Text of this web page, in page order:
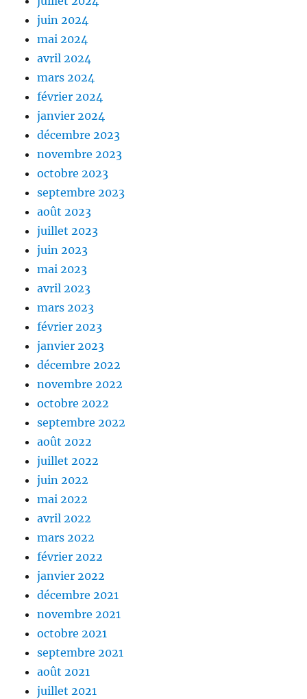
juin 2024
mai 2024
avril 2024
mars 2024
février 2024
janvier 2024
décembre 2023
novembre 2023
octobre 2023
septembre 2023
août 2023
juillet 2023
juin 2023
mai 2023
avril 2023
mars 2023
février 2023
janvier 2023
décembre 2022
novembre 2022
octobre 2022
septembre 2022
août 2022
juillet 2022
juin 2022
mai 2022
avril 2022
mars 2022
février 2022
janvier 2022
décembre 2021
novembre 2021
octobre 2021
septembre 2021
août 2021
juillet 2021